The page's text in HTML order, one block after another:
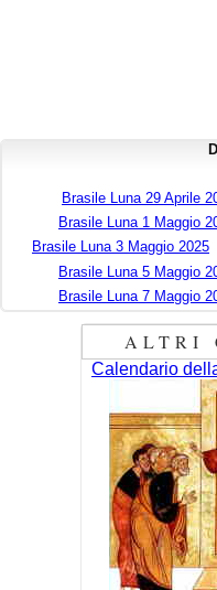
Brasile Luna 29 Aprile
Brasile Luna 1 Maggio
Brasile Luna 3 Maggio 2025
Brasile Luna 5 Maggio
Brasile Luna 7 Maggio
ALTRI
Calendario